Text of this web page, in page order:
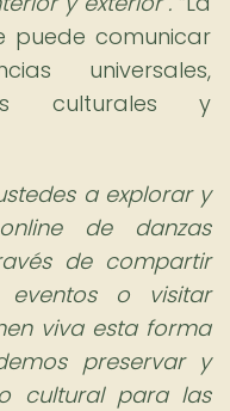
puede comunicar
universales,
culturales y
a explorar y
de danzas
de compartir
eventos o visitar
viva esta forma
preservar y
cultural para las